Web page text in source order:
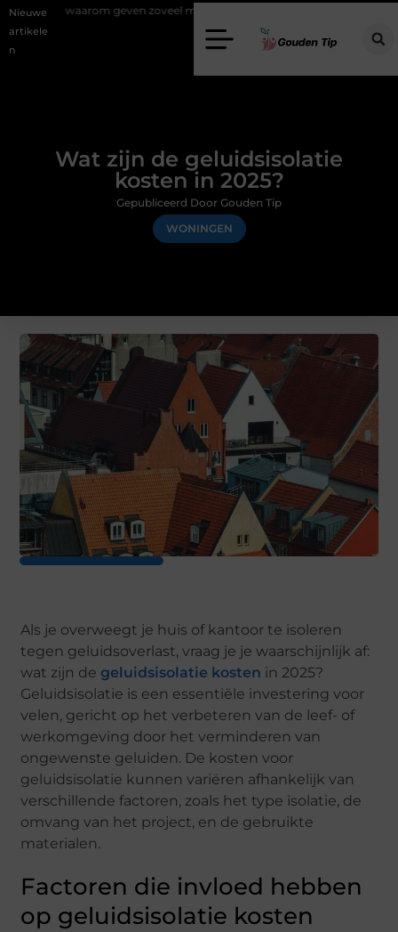
Nieuwe
artikele
n
geven zoveel mensen en wat zijn de mogelijkheden?
Wat zijn de geluidsisolatie
kosten in 2025?
WONINGEN
Gepubliceerd Door Gouden Tip
Als je overweegt je huis of kantoor te isoleren
tegen geluidsoverlast, vraag je je waarschijnlijk af:
wat zijn degeluidsisolatie kosten in 2025?
Geluidsisolatie is een essentiële investering voor
velen, gericht op het verbeteren van de leef- of
werkomgeving door het verminderen van
ongewenste geluiden. De kosten voor
geluidsisolatie kunnen variëren afhankelijk van
verschillende factoren, zoals het type isolatie, de
omvang van het project, en de gebruikte
materialen.
Factoren die invloed hebben
op geluidsisolatie kosten